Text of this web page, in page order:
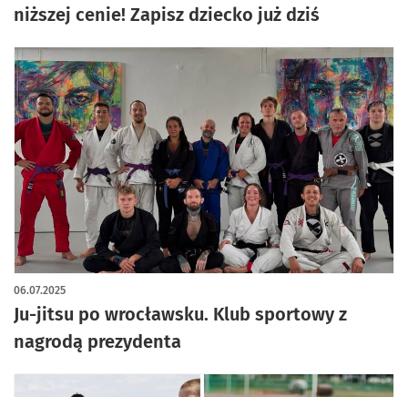
niższej cenie! Zapisz dziecko już dziś
Ju-jitsu po wrocławsku. Klub sportowy z
nagrodą prezydenta
06.07.2025